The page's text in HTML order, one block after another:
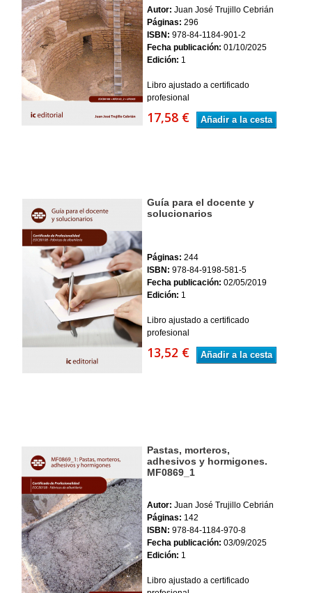
Autor: Juan José Trujillo Cebrián
Páginas: 296
ISBN: 978-84-1184-901-2
Fecha publicación: 01/10/2025
Edición: 1
Libro ajustado a certificado
profesional
17,58 € Añadir a la cesta
Guía para el docente y
solucionarios
Páginas: 244
ISBN: 978-84-9198-581-5
Fecha publicación: 02/05/2019
Edición: 1
Libro ajustado a certificado
profesional
13,52 € Añadir a la cesta
Pastas, morteros,
adhesivos y hormigones.
MF0869_1
Autor: Juan José Trujillo Cebrián
Páginas: 142
ISBN: 978-84-1184-970-8
Fecha publicación: 03/09/2025
Edición: 1
Libro ajustado a certificado